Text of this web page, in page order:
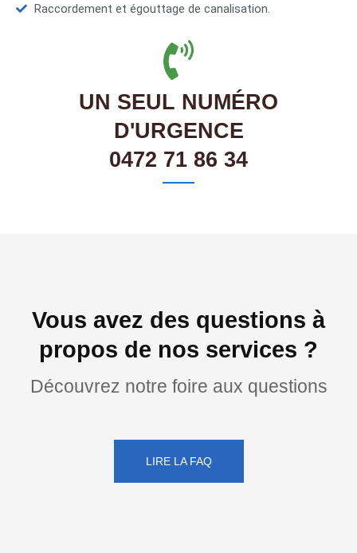
Raccordement et égouttage de canalisation.
UN SEUL NUMÉRO
D'URGENCE
0472 71 86 34
Vous avez des questions à
propos de nos services ?
Découvrez notre foire aux questions
LIRE LA FAQ